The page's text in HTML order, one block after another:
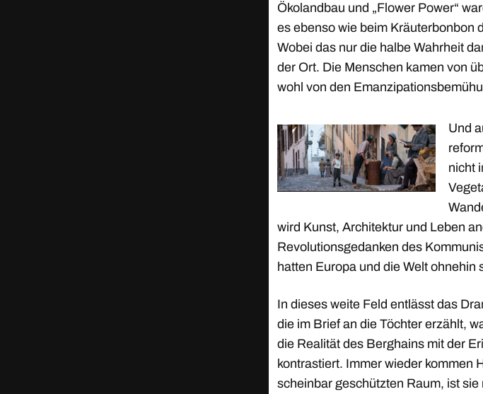
Ökolandbau und „Flower Power“
es ebenso wie beim Kräuterbonbon
Wobei das nur die halbe Wahrheit
der Ort. Die Menschen kamen von
wohl von den
Und
nicht
wird Kunst, Architektur und Leben
Revolutionsgedanken des
hatten Europa und die Welt ohnehin
In dieses weite Feld entlässt das
die im Brief an die Töchter erzählt,
die Realität des Berghains mit der
kontrastiert. Immer wieder kommen
scheinbar geschützten Raum, ist